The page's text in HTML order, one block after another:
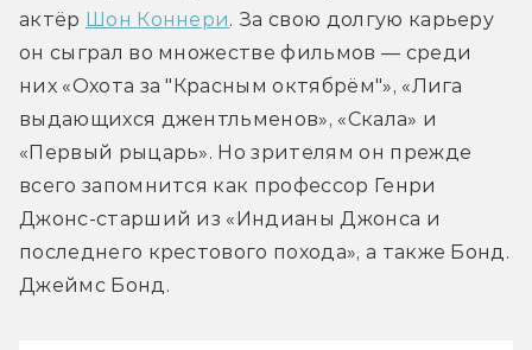
актёр Шон Коннери. За свою долгую карьеру
он сыграл во множестве фильмов — среди
них «Охота за "Красным октябрём"», «Лига
выдающихся джентльменов», «Скала» и
«Первый рыцарь». Но зрителям он прежде
всего запомнится как профессор Генри
Джонс-старший из «Индианы Джонса и
последнего крестового похода», а также Бонд.
Джеймс Бонд.